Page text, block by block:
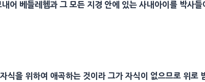
내어베들레헴과 그 모든 지경 안에 있는 사내아이를 박사들
자식을 위하여 애곡하는 것이라 그가자식이 없으므로 위로